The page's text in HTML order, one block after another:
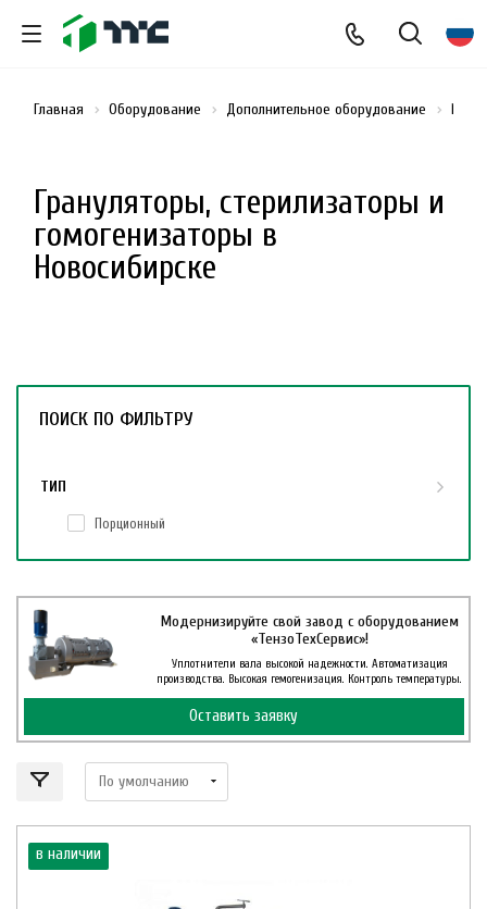
Грануляторы, стерилизаторы и
гомогенизаторы в
Новосибирске
Главная Оборудование Дополнительное оборудование
Модернизируйте свой завод с оборудованием
«ТензоТехСервис»!
Уплотнители вала высокой надежности. Автоматизация
производства. Высокая гемогенизация. Контроль температуры.
Оставить заявку
в наличии
ПОИСК ПО ФИЛЬТРУ
ТИП
Порционный